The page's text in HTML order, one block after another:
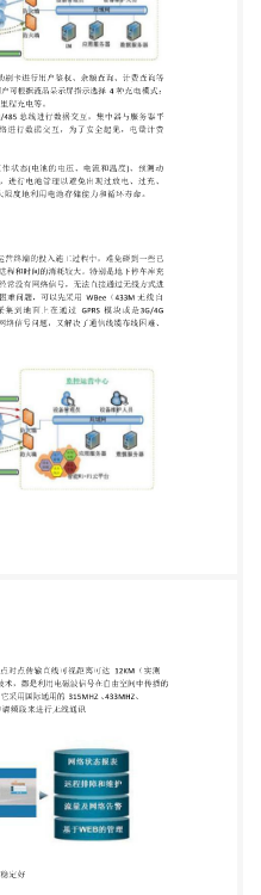
现象，最大限度地利用
期升级通信系统原理及
展，在前端系统运营终
到一些已 布线困难和网
施工进程和时间的消耗
桩的安装布线问题。收
有网络信号，无法直接
通过布置通信线缆。为
采用 WBee（433M 无
信串口的数据汇总采集
是3G/4G 路由器进行远
解决网络信号问题，又
工进度和成本投入。
联网功能优势 WBee 通
、2.4GHZ 、
线自组网通信协议，灵
空旷内点对点实测可达
多点，网内广播，等灵
/网状型组网, 4，自主